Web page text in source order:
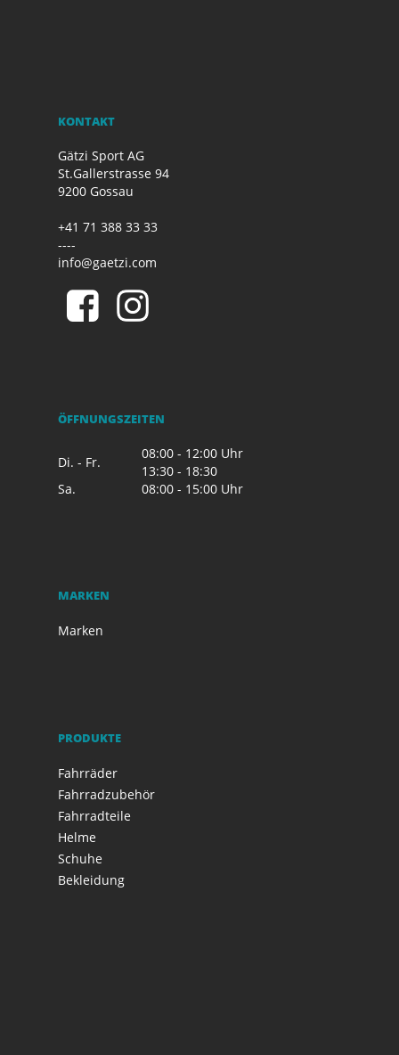
KONTAKT
Gätzi Sport AG
St.Gallerstrasse 94
9200 Gossau
+41 71 388 33 33
----
info@gaetzi.com
ÖFFNUNGSZEITEN
Di. - Fr.
08:00 - 12:00 Uhr
13:30 - 18:30
Sa.
08:00 - 15:00 Uhr
MARKEN
Marken
PRODUKTE
Fahrräder
Fahrradzubehör
Fahrradteile
Helme
Schuhe
Bekleidung